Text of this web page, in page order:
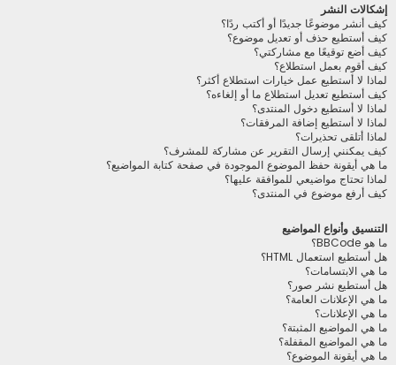
إشكالات النشر
كيف أنشر موضوعًا جديدًا أو أكتب ردًا؟
كيف أستطيع حذف أو تعديل موضوع؟
كيف أضع توقيعًا مع مشاركتي؟
كيف أقوم بعمل استطلاع؟
لماذا لا أستطيع عمل خيارات استطلاع أكثر؟
كيف أستطيع تعديل استطلاع ما أو إلغاءه؟
لماذا لا أستطيع دخول المنتدى؟
لماذا لا أستطيع إضافة المرفقات؟
لماذا أتلقى تحذيرات؟
كيف يمكنني إرسال التقرير عن مشاركة للمشرف؟
ما هي أيقونة حفظ الموضوع الموجودة في صفحة كتابة المواضيع؟
لماذا تحتاج مواضيعي للموافقة عليها؟
كيف أرفع موضوع في المنتدى؟
التنسيق وأنواع المواضيع
ما هو BBCode؟
هل أستطيع استعمال HTML؟
ما هي الابتسامات؟
هل أستطيع نشر صور؟
ما هي الإعلانات العامة؟
ما هي الإعلانات؟
ما هي المواضيع المثبتة؟
ما هي المواضيع المقفلة؟
ما هي أيقونة الموضوع؟